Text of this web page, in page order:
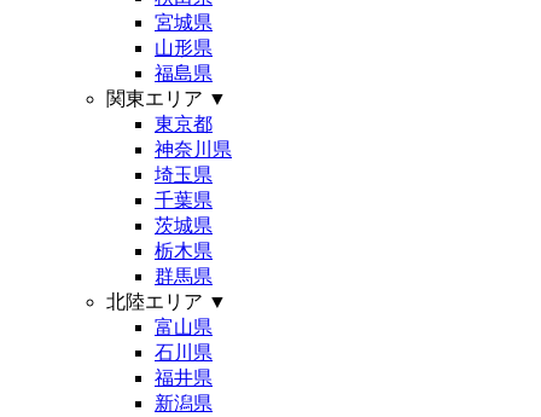
宮城県
山形県
福島県
関東エリア ▼
東京都
神奈川県
埼玉県
千葉県
茨城県
栃木県
群馬県
北陸エリア ▼
富山県
石川県
福井県
新潟県